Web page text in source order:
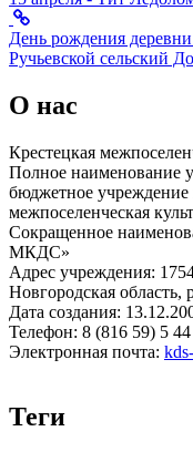
День рождения
Ручьевской сельский
О нас
Крестецкая
Полное наименование
бюджетное учреждение
межпоселенческая
Сокращенное
МКДС»
Адрес учреждения:
Новгородская
Дата создания:
Телефон: 8 (816 59) 5 44
Электронная почта:
Теги